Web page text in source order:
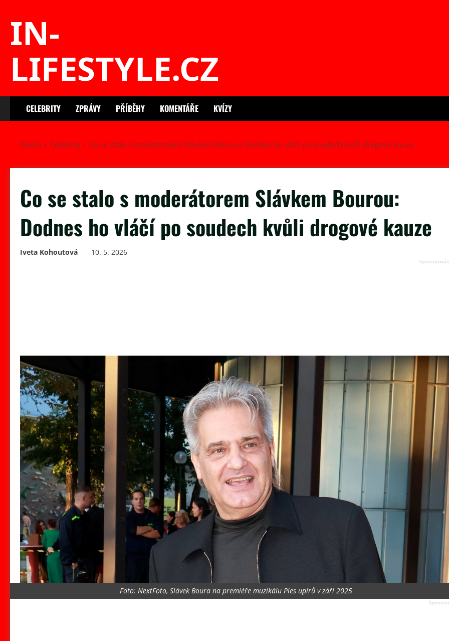
IN-
LIFESTYLE.CZ
CELEBRITY ZPRÁVY PŘÍBĚHY KOMENTÁŘE KVÍZY
Domů Celebrity Co se stalo s moderátorem Slávkem Bourou: Dodnes ho vláčí po soudech kvůli drogové kauze
Co se stalo s moderátorem Slávkem Bourou:
Dodnes ho vláčí po soudech kvůli drogové kauze
Iveta Kohoutová 10. 5. 2026
Foto: NextFoto, Slávek Boura na premiéře muzikálu Ples upírů v září 2025